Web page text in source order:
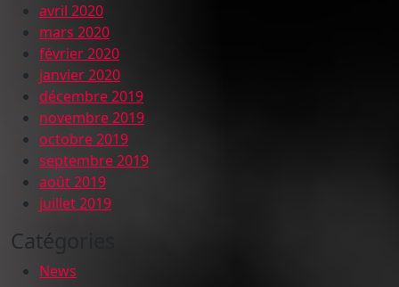
avril 2020
mars 2020
février 2020
janvier 2020
décembre 2019
novembre 2019
octobre 2019
septembre 2019
août 2019
juillet 2019
Catégories
News